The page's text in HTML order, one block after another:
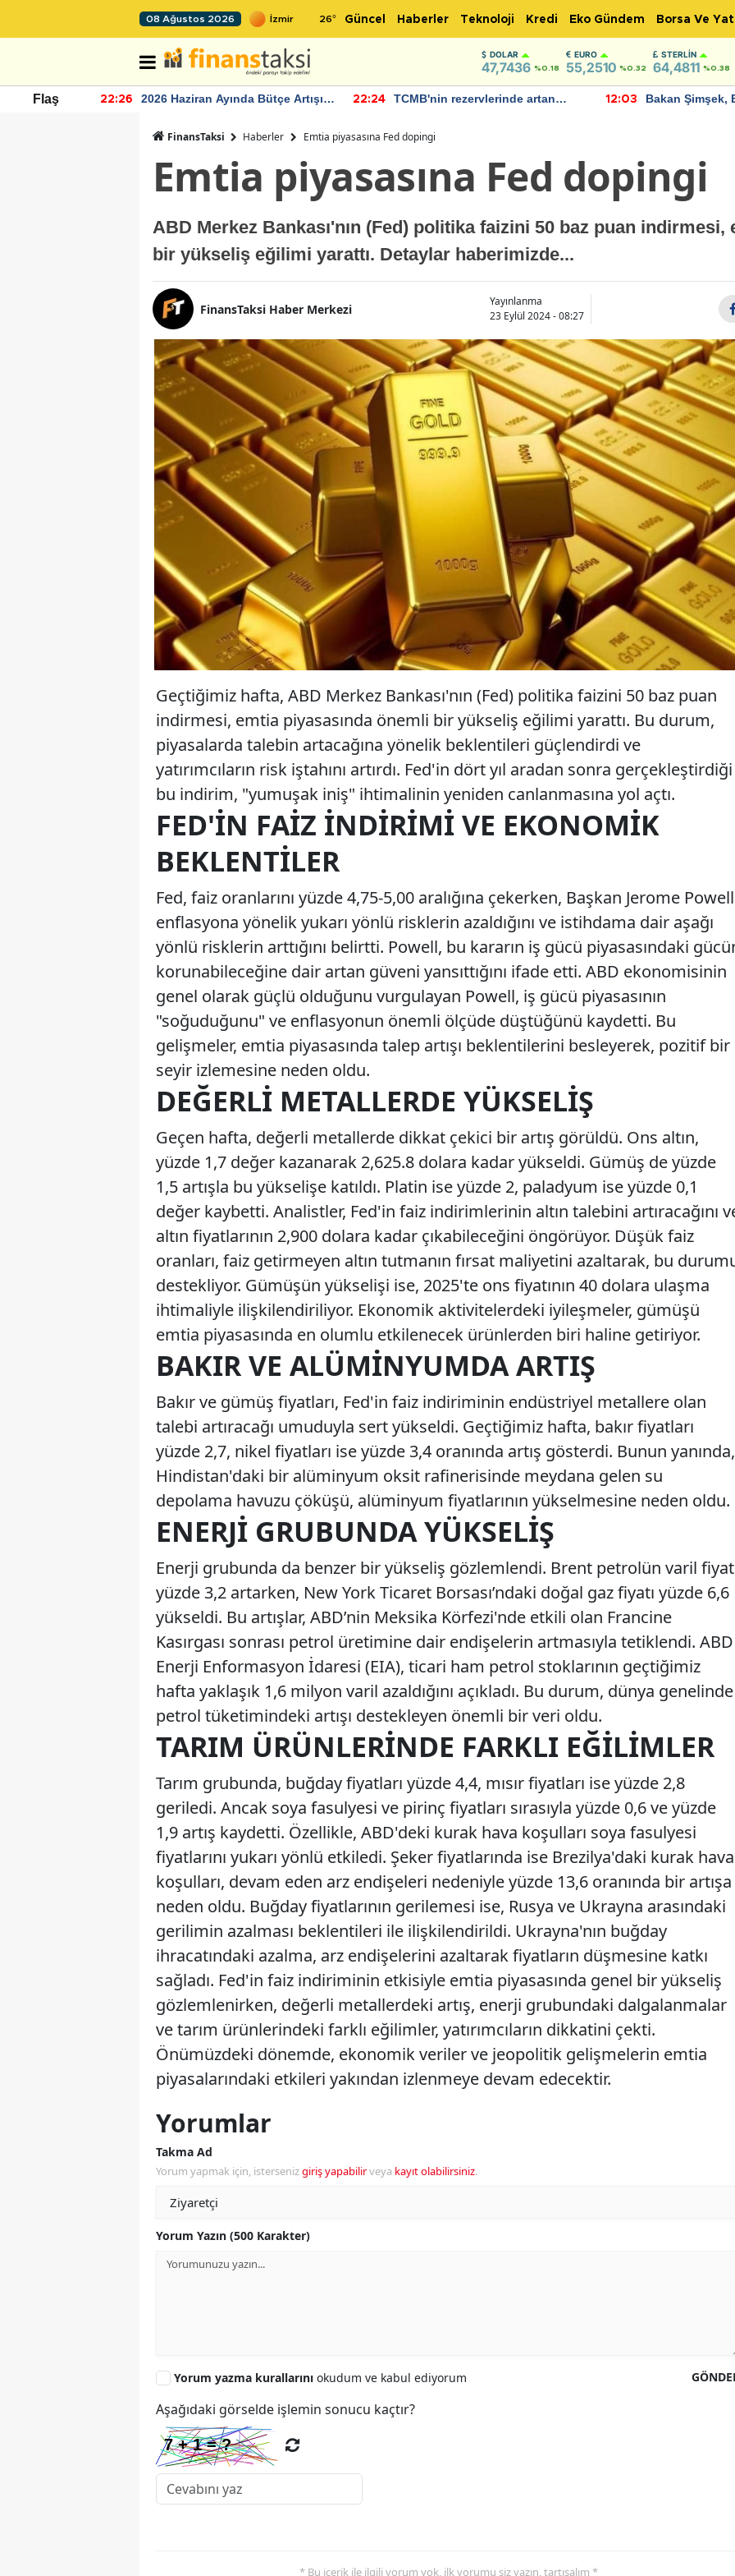
08 Ağustos 2026 26° Güncel Haberler Teknoloji Kredi Eko Gündem Borsa Ve
DOLAR
47,7436 %0.18
EURO
55,2510 %0.32
STERLIN
64,4811 %0.38
Flaş 22:26
2026 Haziran Ayında Bütçe Artışı
22:24
TCMB'nin rezervlerinde artan
12:03
Bakan Şimşek,
FinansTaksi Haberler Emtia piyasasına Fed dopingi
Emtia piyasasına Fed dopingi
ABD Merkez Bankası'nın (Fed) politika faizini 50 baz puan indirmesi,
bir yükseliş eğilimi yarattı. Detaylar haberimizde...
FinansTaksi Haber Merkezi
Yayınlanma
23 Eylül 2024 - 08:27
Geçtiğimiz hafta, ABD Merkez Bankası'nın (Fed) politika faizini 50 baz puan
indirmesi, emtia piyasasında önemli bir yükseliş eğilimi yarattı. Bu durum,
piyasalarda talebin artacağına yönelik beklentileri güçlendirdi ve
yatırımcıların risk iştahını artırdı. Fed'in dört yıl aradan sonra gerçekleştirdiği
bu indirim, "yumuşak iniş" ihtimalinin yeniden canlanmasına yol açtı.
FED'IN FAIZ İNDIRIMI VE EKONOMIK
BEKLENTILER
Fed, faiz oranlarını yüzde 4,75-5,00 aralığına çekerken, Başkan Jerome
enflasyona yönelik yukarı yönlü risklerin azaldığını ve istihdama dair aşağı
yönlü risklerin arttığını belirtti. Powell, bu kararın iş gücü piyasasındaki
korunabileceğine dair artan güveni yansıttığını ifade etti. ABD ekonomisinin
genel olarak güçlü olduğunu vurgulayan Powell, iş gücü piyasasının
"soğuduğunu" ve enflasyonun önemli ölçüde düştüğünü kaydetti. Bu
gelişmeler, emtia piyasasında talep artışı beklentilerini besleyerek, pozitif bir
seyir izlemesine neden oldu.
DEĞERLI METALLERDE YÜKSELIŞ
Geçen hafta, değerli metallerde dikkat çekici bir artış görüldü. Ons altın,
yüzde 1,7 değer kazanarak 2,625.8 dolara kadar yükseldi. Gümüş de yüzde
1,5 artışla bu yükselişe katıldı. Platin ise yüzde 2, paladyum ise yüzde 0,1
değer kaybetti. Analistler, Fed'in faiz indirimlerinin altın talebini artıracağını
altın fiyatlarının 2,900 dolara kadar çıkabileceğini öngörüyor. Düşük faiz
oranları, faiz getirmeyen altın tutmanın fırsat maliyetini azaltarak, bu
destekliyor. Gümüşün yükselişi ise, 2025'te ons fiyatının 40 dolara ulaşma
ihtimaliyle ilişkilendiriliyor. Ekonomik aktivitelerdeki iyileşmeler, gümüşü
emtia piyasasında en olumlu etkilenecek ürünlerden biri haline getiriyor.
BAKIR VE ALÜMINYUMDA ARTIŞ
Bakır ve gümüş fiyatları, Fed'in faiz indiriminin endüstriyel metallere olan
talebi artıracağı umuduyla sert yükseldi. Geçtiğimiz hafta, bakır fiyatları
yüzde 2,7, nikel fiyatları ise yüzde 3,4 oranında artış gösterdi. Bunun yanında,
Hindistan'daki bir alüminyum oksit rafinerisinde meydana gelen su
depolama havuzu çöküşü, alüminyum fiyatlarının yükselmesine neden oldu.
ENERJI GRUBUNDA YÜKSELIŞ
Enerji grubunda da benzer bir yükseliş gözlemlendi. Brent petrolün varil
yüzde 3,2 artarken, New York Ticaret Borsası’ndaki doğal gaz fiyatı yüzde 6,6
yükseldi. Bu artışlar, ABD’nin Meksika Körfezi'nde etkili olan Francine
Kasırgası sonrası petrol üretimine dair endişelerin artmasıyla tetiklendi. ABD
Enerji Enformasyon İdaresi (EIA), ticari ham petrol stoklarının geçtiğimiz
hafta yaklaşık 1,6 milyon varil azaldığını açıkladı. Bu durum, dünya genelinde
petrol tüketimindeki artışı destekleyen önemli bir veri oldu.
TARIM ÜRÜNLERINDE FARKLI EĞILIMLER
Tarım grubunda, buğday fiyatları yüzde 4,4, mısır fiyatları ise yüzde 2,8
geriledi. Ancak soya fasulyesi ve pirinç fiyatları sırasıyla yüzde 0,6 ve yüzde
1,9 artış kaydetti. Özellikle, ABD'deki kurak hava koşulları soya fasulyesi
fiyatlarını yukarı yönlü etkiledi. Şeker fiyatlarında ise Brezilya'daki kurak hava
koşulları, devam eden arz endişeleri nedeniyle yüzde 13,6 oranında bir artışa
neden oldu. Buğday fiyatlarının gerilemesi ise, Rusya ve Ukrayna arasındaki
gerilimin azalması beklentileri ile ilişkilendirildi. Ukrayna'nın buğday
ihracatındaki azalma, arz endişelerini azaltarak fiyatların düşmesine katkı
sağladı. Fed'in faiz indiriminin etkisiyle emtia piyasasında genel bir yükseliş
gözlemlenirken, değerli metallerdeki artış, enerji grubundaki dalgalanmalar
ve tarım ürünlerindeki farklı eğilimler, yatırımcıların dikkatini çekti.
Önümüzdeki dönemde, ekonomik veriler ve jeopolitik gelişmelerin emtia
piyasalarındaki etkileri yakından izlenmeye devam edecektir.
Yorumlar
Takma Ad
Yorum yapmak için, istersenizgiriş yapabilirveya kayıt olabilirsiniz.
Yorum Yazın (500 Karakter)
Yorum yazma kurallarını okudum ve kabul ediyorum
Aşağıdaki görselde işlemin sonucu kaçtır?
* Bu içerik ile ilgili yorum yok, ilk yorumu siz yazın, tartışalım *